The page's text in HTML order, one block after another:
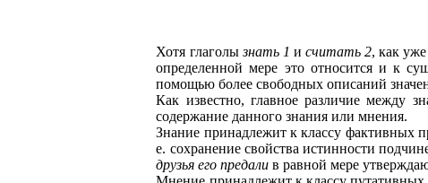
Хотя глаголызнать 1 и считать 2, как
определенной мере это относится и к
помощью более свободных описаний
Как известно, главное различие между
содержание данного знания или мнения.
Знание принадлежит к классу фактивных
е. сохранение свойства истинности
друзья его предали в равной мере